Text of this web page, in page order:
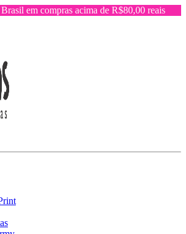
em compras acima de R$80,00 reais